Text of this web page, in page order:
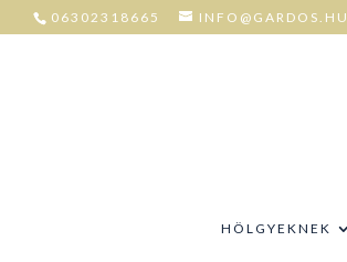
06302318665 INFO@GARDOS.HU
HÖLGYEKNEK